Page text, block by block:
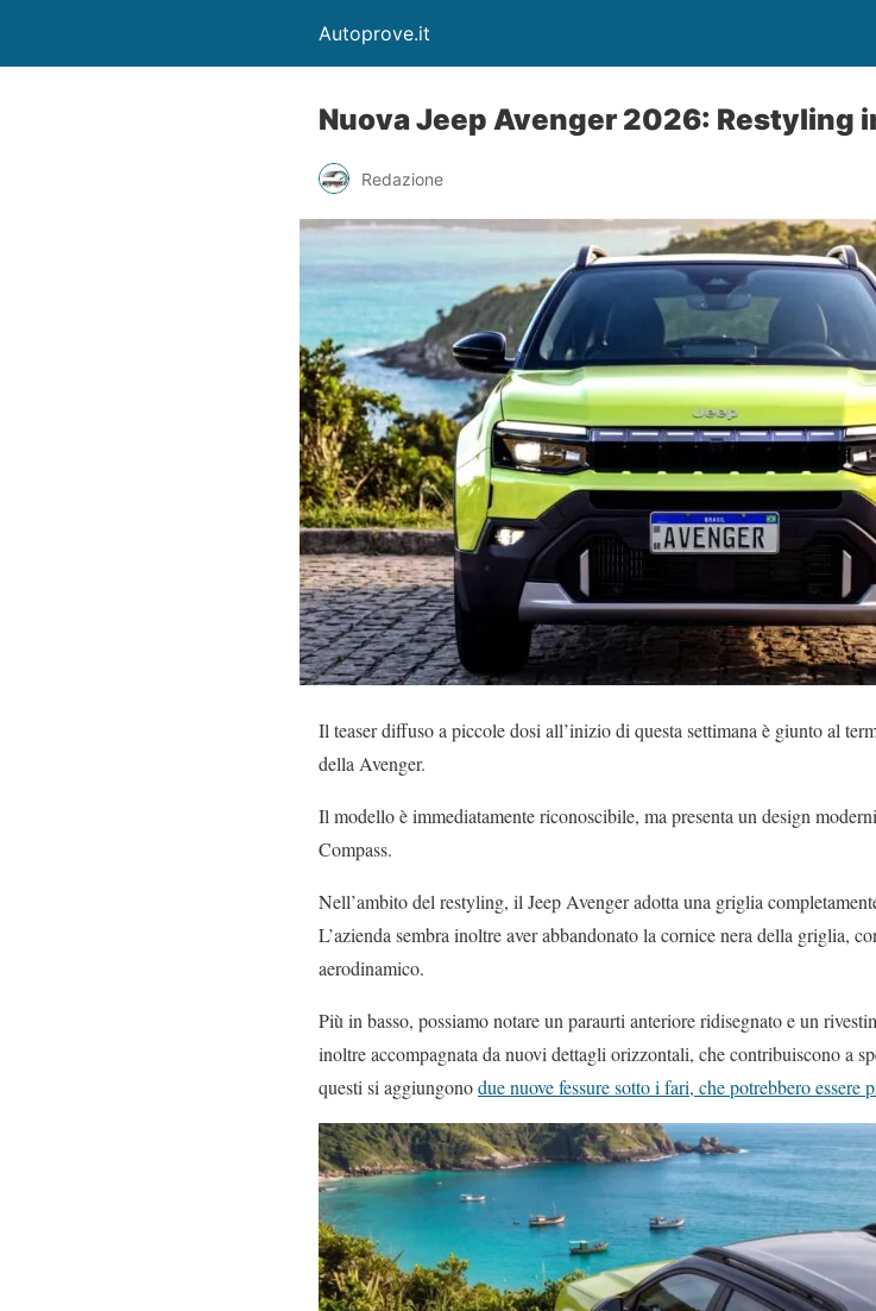
Autoprove.it
Nuova Jeep Avenger 2026: Restyling
Redazione
Il teaser diffuso a piccole dosi all’inizio di questa settimana è giunto al
della Avenger.
Il modello è immediatamente riconoscibile, ma presenta un design
Compass.
Nell’ambito del restyling, il Jeep Avenger adotta una griglia
L’azienda sembra inoltre aver abbandonato la cornice nera della griglia,
aerodinamico.
Più in basso, possiamo notare un paraurti anteriore ridisegnato e un
inoltre accompagnata da nuovi dettagli orizzontali, che contribuiscono a
questi si aggiungonodue nuove fessure sotto i fari, che potrebbero essere